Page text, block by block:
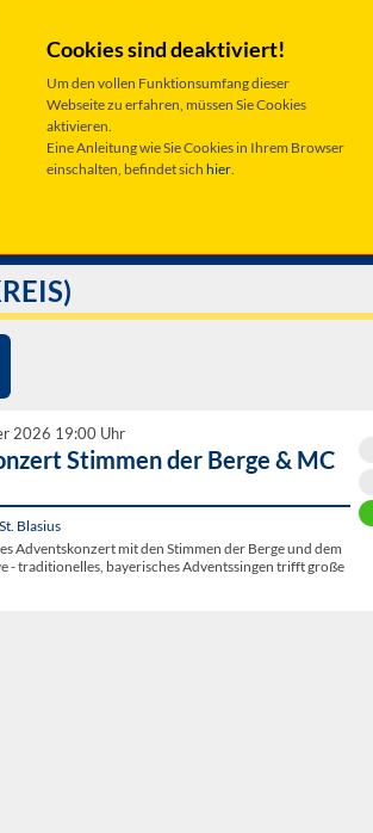
Cookies sind deaktiviert!
Um den vollen Funktionsumfang dieser
Webseite zu erfahren, müssen Sie Cookies
aktivieren.
Eine Anleitung wie Sie Cookies in Ihrem Browser
einschalten, befindet sich hier.
BERGE:
DAS JUBILÄUMSKONZERT
verschiedene Termine
2026 19:00 Uhr
Stimmen der Berge & MC
Blasius
Adventskonzert mit den Stimmen der Berge und dem
- traditionelles, bayerisches Adventssingen trifft große